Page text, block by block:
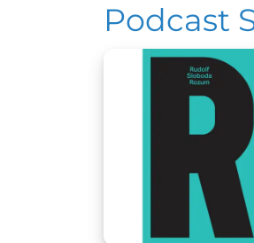
Podcast